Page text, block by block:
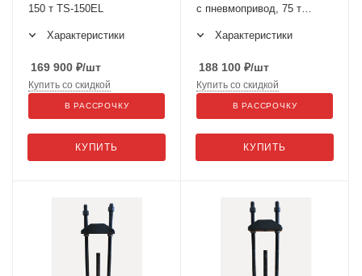
150 т TS-150EL
Характеристики
169 900 ₽/шт
КУПИТЬ
Купить со скидкой
В РАССРОЧКУ
с пневмопривод, 75 т
Характеристики
188 100 ₽/шт
КУПИТЬ
Купить со скидкой
В РАССРОЧКУ